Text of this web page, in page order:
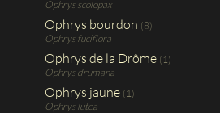
Ophrys scolopax
Ophrys bourdon (8)
Ophrys fuciflora
Ophrys de la Drôme (1)
Ophrys drumana
Ophrys jaune (1)
Ophrys lutea